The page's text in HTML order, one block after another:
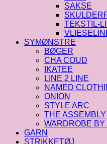
SAKSE
TEKSTIL-
SYMØNSTRE
BØGER
CHA COUD
IKATEE
LINE 2 LINE
NAMED
ONION
STYLE ARC
THE
WARDROBE BY
GARN
STRIKKETØJ